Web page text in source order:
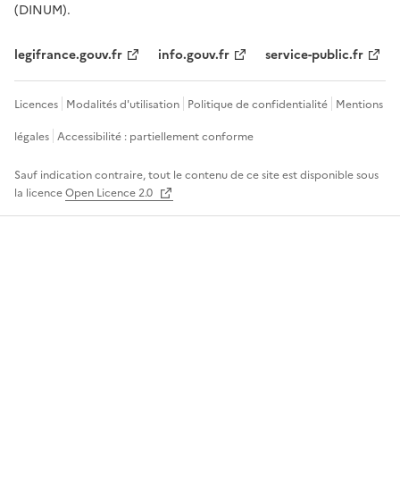
(DINUM).
legifrance.gouv.fr info.gouv.fr service-public.fr
Licences Modalités d'utilisation Politique de confidentialité Mentions
légales Accessibilité : partiellement conforme
Sauf indication contraire, tout le contenu de ce site est disponible sous
la licenceOpen Licence 2.0